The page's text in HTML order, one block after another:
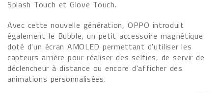
Splash Touch et Glove Touch.
Avec cette nouvelle génération, OPPO introduit
également le Bubble, un petit accessoire magnétique
doté d'un écran AMOLED permettant d'utiliser les
capteurs arrière pour réaliser des selfies, de servir de
déclencheur à distance ou encore d'afficher des
animations personnalisées.